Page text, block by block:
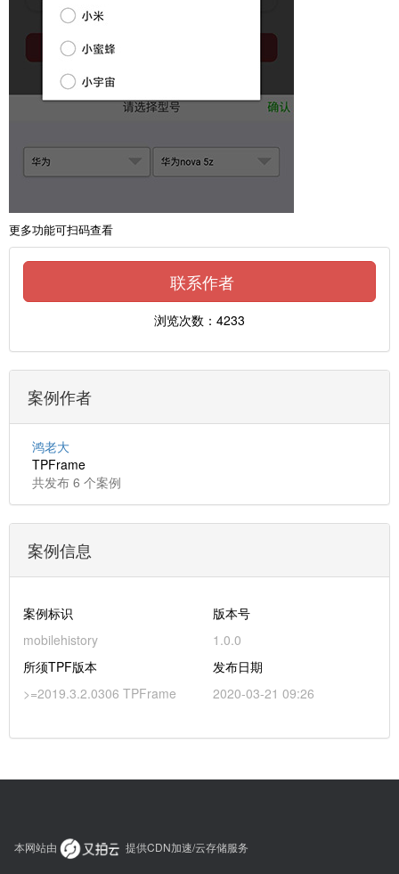
更多功能可扫码查看
联系作者
浏览次数：4233
案例作者
鸿老大
TPFrame
共发布 6 个案例
案例信息
案例标识
mobilehistory
版本号
1.0.0
所须TPF版本
>=2019.3.2.0306 TPFrame
发布日期
2020-03-21 09:26
本网站由 提供CDN加速/云存储服务